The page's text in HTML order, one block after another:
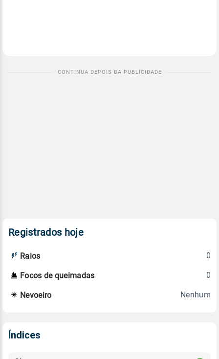
Registrados hoje
Raios 0
Focos de queimadas 0
Nevoeiro Nenhum
Índices